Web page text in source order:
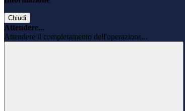
Chiudi
Attendere...
Attendere il completamento dell'operazione...